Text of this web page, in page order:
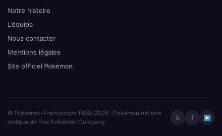
Notre histoire
L'équipe
Nous contacter
Mentions légales
Site officiel Pokémon
© Pokemon-France.com 1999–2026 · Pokémon est une
marque de The Pokémon Company
𝕏 f